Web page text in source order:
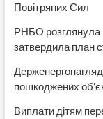
Повітряних Сил
РНБО розглянула
затвердила план
пошкоджених
Виплати дітям